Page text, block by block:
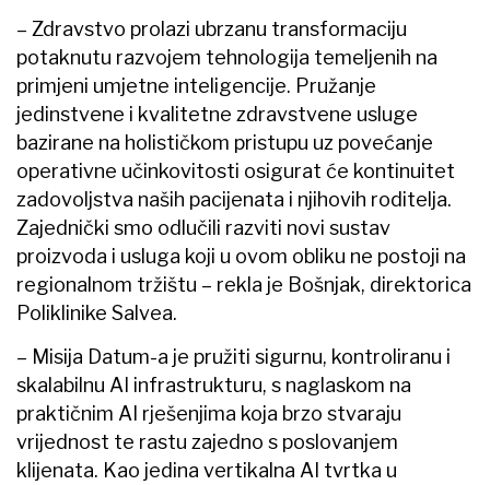
– Zdravstvo prolazi ubrzanu transformaciju
potaknutu razvojem tehnologija temeljenih na
primjeni umjetne inteligencije. Pružanje
jedinstvene i kvalitetne zdravstvene usluge
bazirane na holističkom pristupu uz povećanje
operativne učinkovitosti osigurat će kontinuitet
zadovoljstva naših pacijenata i njihovih roditelja.
Zajednički smo odlučili razviti novi sustav
proizvoda i usluga koji u ovom obliku ne postoji na
regionalnom tržištu – rekla je Bošnjak, direktorica
Poliklinike Salvea.
– Misija Datum-a je pružiti sigurnu, kontroliranu i
skalabilnu AI infrastrukturu, s naglaskom na
praktičnim AI rješenjima koja brzo stvaraju
vrijednost te rastu zajedno s poslovanjem
klijenata. Kao jedina vertikalna AI tvrtka u